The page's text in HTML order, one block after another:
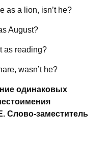
as a lion, isn’t he?
August?
as reading?
wasn’t he?
одинаковых
Слово-заместитель